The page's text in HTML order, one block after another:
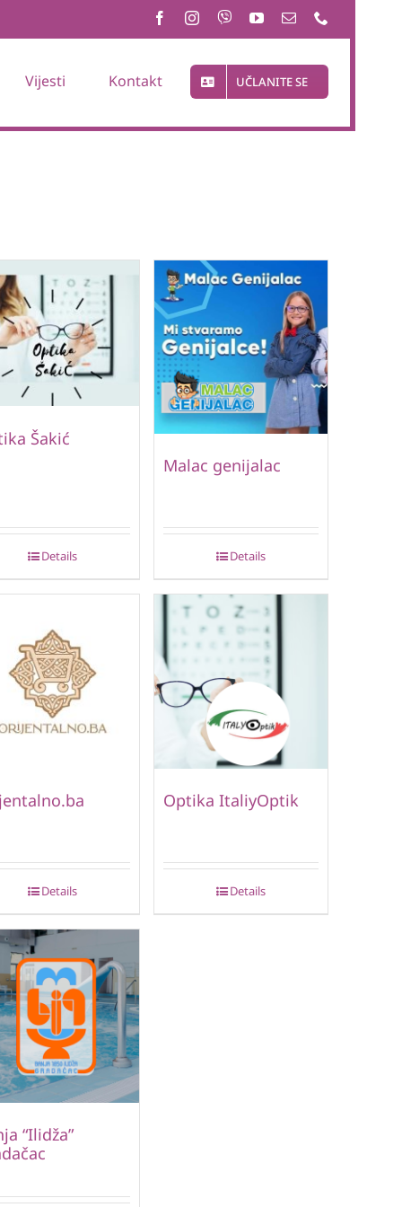
Vijesti Kontakt UČLANITE SE
Šakić
Details
Malac genijalac
Details
Details
Optika ItaliyOptik
Details
“Ilidža”